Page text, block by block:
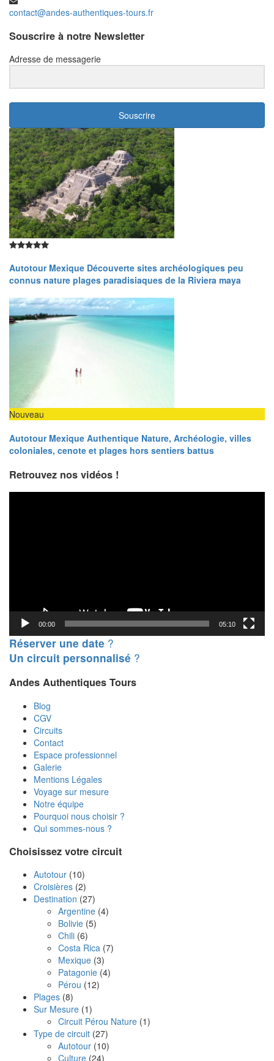
contact@andes-authentiques-tours.fr
Souscrire à notre Newsletter
Adresse de messagerie
Souscrire
Autotour Mexique Découverte sites archéologiques peu
connus nature plages paradisiaques de la Riviera maya
Nouveau
Autotour Mexique Authentique Nature, Archéologie, villes
coloniales, cenote et plages hors sentiers battus
Retrouvez nos vidéos !
00:00 05:10
Réserver une date ?
Un circuit personnalisé ?
Andes Authentiques Tours
Blog
CGV
Circuits
Contact
Espace professionnel
Galerie
Mentions Légales
Voyage sur mesure
Notre équipe
Pourquoi nous choisir ?
Qui sommes-nous ?
Choisissez votre circuit
Autotour (10)
Croisières (2)
Destination (27)
Argentine (4)
Bolivie (5)
Chili (6)
Costa Rica (7)
Mexique (3)
Patagonie (4)
Pérou (12)
Plages (8)
Sur Mesure (1)
Circuit Pérou Nature (1)
Type de circuit (27)
Autotour (10)
Culture (24)